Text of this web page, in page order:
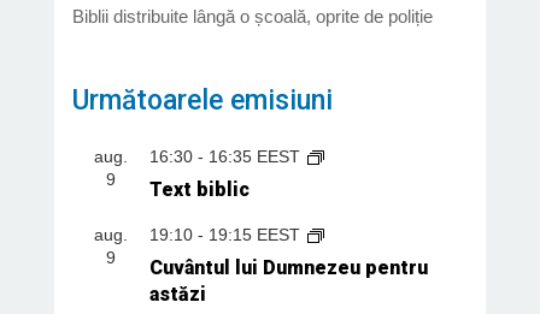
Biblii distribuite lângă o școală, oprite de poliție
Următoarele emisiuni
aug.
9
16:30- 16:35 EEST
Text biblic
aug.
9
19:10- 19:15 EEST
Cuvântul lui Dumnezeu pentru
astăzi